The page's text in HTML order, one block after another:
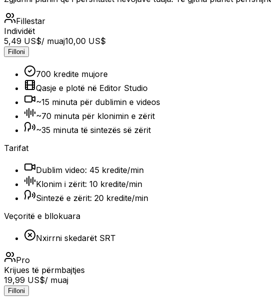
Fillestar
Individët
5,49 US$/ muaj10,00 US$
Filloni
700 kredite mujore
Qasje e plotë në Editor Studio
~15 minuta për dublimin e videos
~70 minuta për klonimin e zërit
~35 minuta të sintezës së zërit
Tarifat
Dublim video: 45 kredite/min
Klonim i zërit: 10 kredite/min
Sintezë e zërit: 20 kredite/min
Veçoritë e bllokuara
Nxirrni skedarët SRT
Pro
Krijues të përmbajtjes
19,99 US$/ muaj
Filloni